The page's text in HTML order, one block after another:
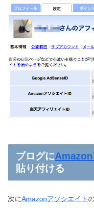
ブログにAmazon
貼り付ける
次にAmazonアソシエイト